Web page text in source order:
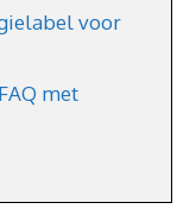
voor
met